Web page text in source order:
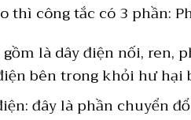
thì công tắc có 3 phần:
gồm là dây điện nối, ren,
bên trong khỏi hư hại
đây là phần chuyển